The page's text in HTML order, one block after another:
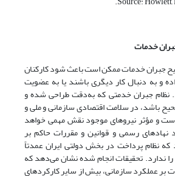
خدمات
جبران خدمات ممکن است باعث شود کارکنان
و به دنبال کار دیگری باشند یا به عضویت
نظام جبران خدمتی که به‌دقت طراحی شده و
باشد، در سلامت اقتصادی سازمانی و ملی و
و مؤثر نیروهای موجود نقش مهمی خواهد
رسمی و قوانین و مقررات حاکم بر
نظام پرداخت در بخش دولتی ایران عمدتاً
را ندارد. تحقیقات انجام شده نشان می‌دهد که
بر عملکرد سازمانی، بیش از سایر کارکردهای